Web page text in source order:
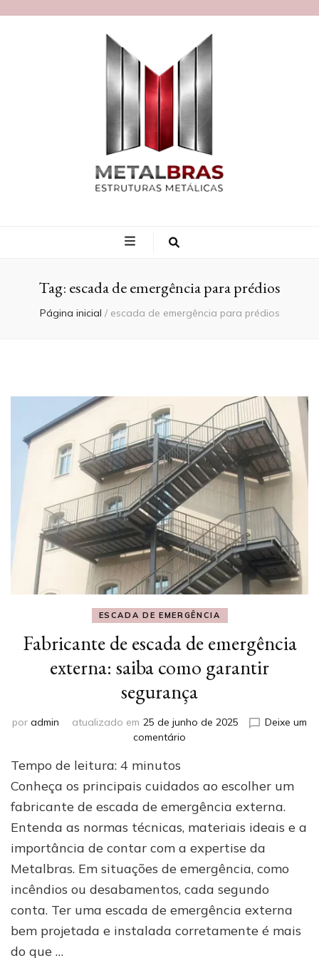
Tag: escada de emergência para prédios
Página inicial / escada de emergência para prédios
ESCADA DE EMERGÊNCIA
Fabricante de escada de emergência
externa: saiba como garantir
segurança
por admin atualizado em 25 de junho de 2025
Deixe um
comentário
escada
emergência
externa:
como
garantir
segurança
Tempo de leitura: 4 minutos
Conheça os principais cuidados ao escolher um
fabricante de escada de emergência externa.
Entenda as normas técnicas, materiais ideais e a
importância de contar com a expertise da
Metalbras. Em situações de emergência, como
incêndios ou desabamentos, cada segundo
conta. Ter uma escada de emergência externa
bem projetada e instalada corretamente é mais
do que …